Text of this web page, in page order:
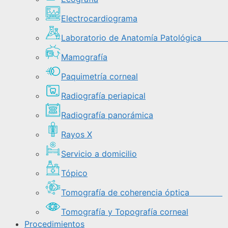
Electrocardiograma
Laboratorio de Anatomía
Mamografía
Paquimetría corneal
Radiografía periapical
Radiografía panorámica
Rayos X
Servicio a domicilio
Tópico
Tomografía de coherencia óptica
Tomografía y Topografía corneal
Procedimientos